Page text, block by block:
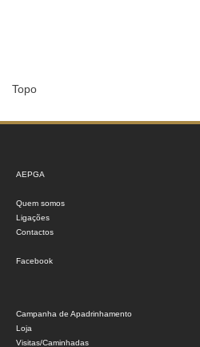
Topo
AEPGA
Quem somos
Ligações
Contactos
Facebook
Campanha de Apadrinhamento
Loja
Visitas/Caminhadas